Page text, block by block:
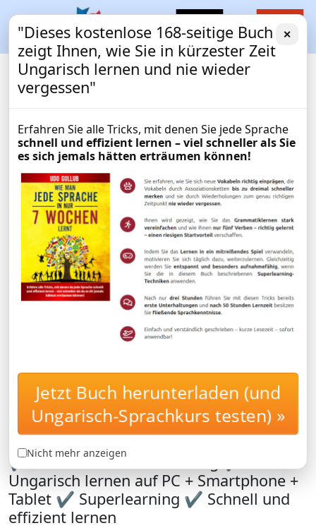
BASISKURS
Ungarisch lernen mit
Superlearning-Technologie
Ungarischkurs sofort starten und testen
✔ 17 Minuten lernen am Tag ✔
Ungarisch lernen auf PC + Smartphone +
Tablet ✔ Superlearning ✔ Schnell und
effizient lernen
"Dieses kostenlose 168-seitige Buch
zeigt Ihnen, wie Sie in kürzester Zeit
Ungarisch lernen und nie wieder
vergessen"
✕
Erfahren Sie alle Tricks, mit denen Sie jede Sprache
schnell und effizient lernen – viel schneller als Sie
es sich jemals hätten erträumen können!
Jetzt Buch herunterladen (und
Ungarisch-Sprachkurs testen) »
Nicht mehr anzeigen